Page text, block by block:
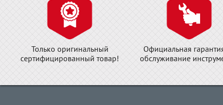
Только оригинальный
сертифицированный товар!
Официальная
обслуживание